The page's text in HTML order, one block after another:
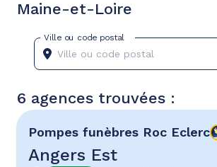
Maine-et-Loire
Ville ou code postal
6 agences trouvées :
Pompes funèbres Roc Eclerc
Angers Est